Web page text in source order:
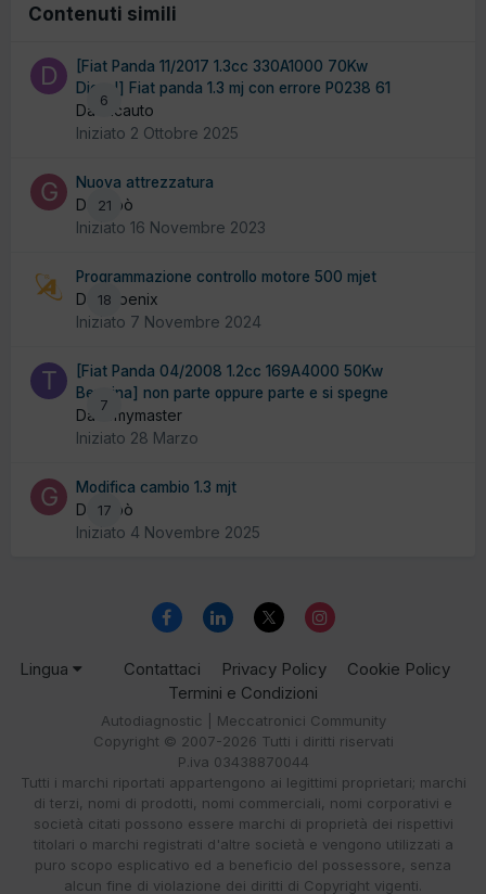
Contenuti simili
6
[Fiat Panda 11/2017 1.3cc 330A1000 70Kw
Diesel] Fiat panda 1.3 mj con errore P0238 61
Da Dicauto
Iniziato 2 Ottobre 2025
21
Nuova attrezzatura
Da Gibò
Iniziato 16 Novembre 2023
18
Programmazione controllo motore 500 mjet
Da Phoenix
Iniziato 7 Novembre 2024
7
[Fiat Panda 04/2008 1.2cc 169A4000 50Kw
Benzina] non parte oppure parte e si spegne
Da tomymaster
Iniziato 28 Marzo
17
Modifica cambio 1.3 mjt
Da Gibò
Iniziato 4 Novembre 2025
Lingua Contattaci Privacy Policy
Cookie Policy
Termini e Condizioni
Autodiagnostic | Meccatronici Community
Copyright © 2007-2026 Tutti i diritti riservati
P.iva 03438870044
Tutti i marchi riportati appartengono ai legittimi proprietari; marchi
di terzi, nomi di prodotti, nomi commerciali, nomi corporativi e
società citati possono essere marchi di proprietà dei rispettivi
titolari o marchi registrati d'altre società e vengono utilizzati a
puro scopo esplicativo ed a beneficio del possessore, senza
alcun fine di violazione dei diritti di Copyright vigenti.